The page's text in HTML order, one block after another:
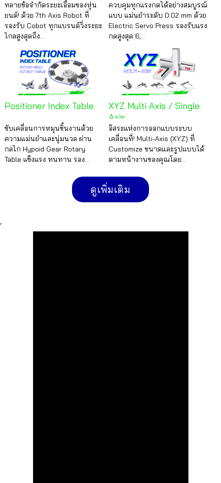
ทลายข้อจำกัดระยะเอื้อมของหุ่น
ยนต์! ด้วย 7th Axis Robot ที่
รองรับ Cobot ทุกแบรนด์วิ่งระยะ
ไกลสูงสุดถึง...
ควบคุมทุกแรงกดได้อย่างสมบูรณ์
แบบ แม่นยำระดับ 0.02 mm ด้วย
Electric Servo Press รองรับแรง
กดสูงสุด 6,...
Positioner Index Table
ขับเคลื่อนการหมุนชิ้นงานด้วย
ความแม่นยำและนุ่มนวล ผ่าน
กลไก Hypoid Gear Rotary
Table แข็งแรง ทนทาน รอง...
XYZ Multi Axis / Single
Axis
อิสระแห่งการออกแบบระบบ
เคลื่อนที่! Multi-Axis (XYZ) ที่
Customize ขนาดและรูปแบบได้
ตามหน้างานของคุณโดย...
ดูเพิ่มเติม